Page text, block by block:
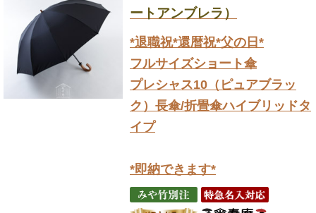
ートアンブレラ）
*退職祝*還暦祝*父の日*
フルサイズショート傘
プレシャス10（ピュアブラッ
ク）長傘/折畳傘ハイブリッドタ
イプ
*即納できます*